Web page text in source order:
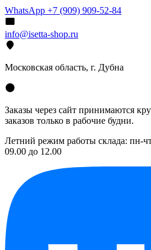
WhatsApp +7 (909) 909-52-84
info@isetta-shop.ru
Московская область, г. Дубна
Заказы через сайт принимаются
заказов только в рабочие будни.
Летний режим работы склада: пн-
09.00 до 12.00